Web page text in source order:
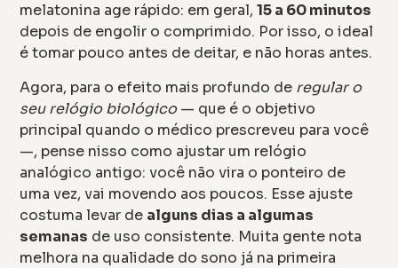
melatonina age rápido: em geral,15 a 60 minutos
depois de engolir o comprimido. Por isso, o ideal
é tomar pouco antes de deitar, e não horas antes.
Agora, para o efeito mais profundo de regular o
seu relógio biológico— que é o objetivo
principal quando o médico prescreveu para você
—, pense nisso como ajustar um relógio
analógico antigo: você não vira o ponteiro de
uma vez, vai movendo aos poucos. Esse ajuste
costuma levar de alguns dias a algumas
semanas de uso consistente. Muita gente nota
melhora na qualidade do sono já na primeira